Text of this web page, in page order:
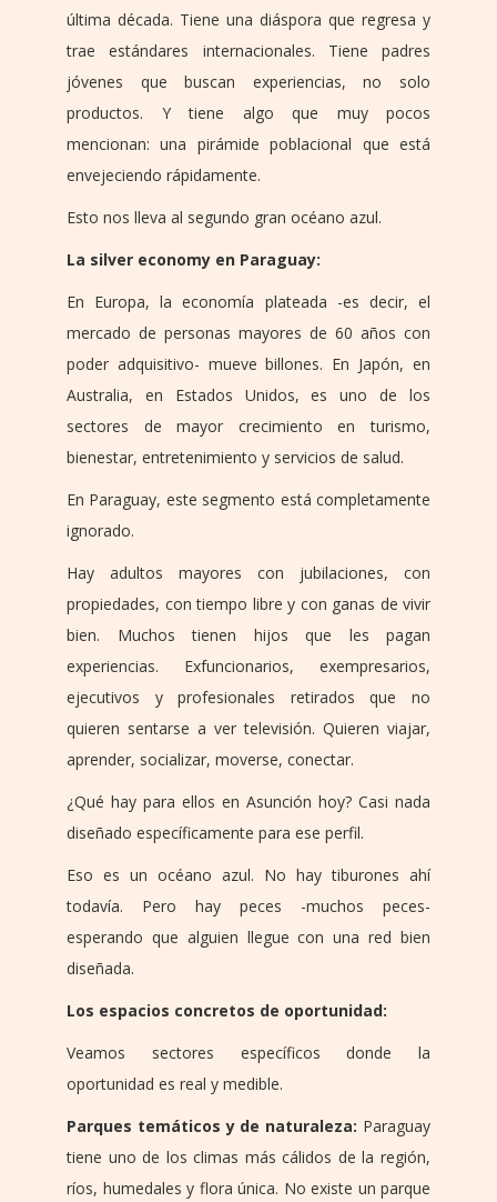
última década. Tiene una diáspora que regresa y
trae estándares internacionales. Tiene padres
jóvenes que buscan experiencias, no solo
productos. Y tiene algo que muy pocos
mencionan: una pirámide poblacional que está
envejeciendo rápidamente.
Esto nos lleva al segundo gran océano azul.
La silver economy en Paraguay:
En Europa, la economía plateada -es decir, el
mercado de personas mayores de 60 años con
poder adquisitivo- mueve billones. En Japón, en
Australia, en Estados Unidos, es uno de los
sectores de mayor crecimiento en turismo,
bienestar, entretenimiento y servicios de salud.
En Paraguay, este segmento está completamente
ignorado.
Hay adultos mayores con jubilaciones, con
propiedades, con tiempo libre y con ganas de vivir
bien. Muchos tienen hijos que les pagan
experiencias. Exfuncionarios, exempresarios,
ejecutivos y profesionales retirados que no
quieren sentarse a ver televisión. Quieren viajar,
aprender, socializar, moverse, conectar.
¿Qué hay para ellos en Asunción hoy? Casi nada
diseñado específicamente para ese perfil.
Eso es un océano azul. No hay tiburones ahí
todavía. Pero hay peces -muchos peces-
esperando que alguien llegue con una red bien
diseñada.
Los espacios concretos de oportunidad:
Veamos sectores específicos donde la
oportunidad es real y medible.
Parques temáticos y de naturaleza: Paraguay
tiene uno de los climas más cálidos de la región,
ríos, humedales y flora única. No existe un parque